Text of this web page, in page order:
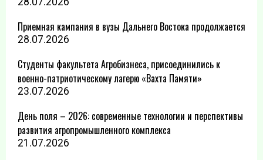
Приемная кампания в вузы Дальнего Востока продолжается
28.07.2026
Студенты факультета Агробизнеса, присоединились к
военно-патриотическому лагерю «Вахта Памяти»
23.07.2026
День поля – 2026: современные технологии и перспективы
развития агропромышленного комплекса
21.07.2026